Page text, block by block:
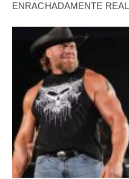
ENRACHADAMENTE REAL